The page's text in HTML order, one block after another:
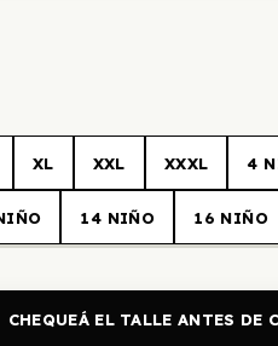
XL XXL XXXL 4
14 NIÑO 16 NIÑO
CHEQUEÁ EL TALLE ANTES DE